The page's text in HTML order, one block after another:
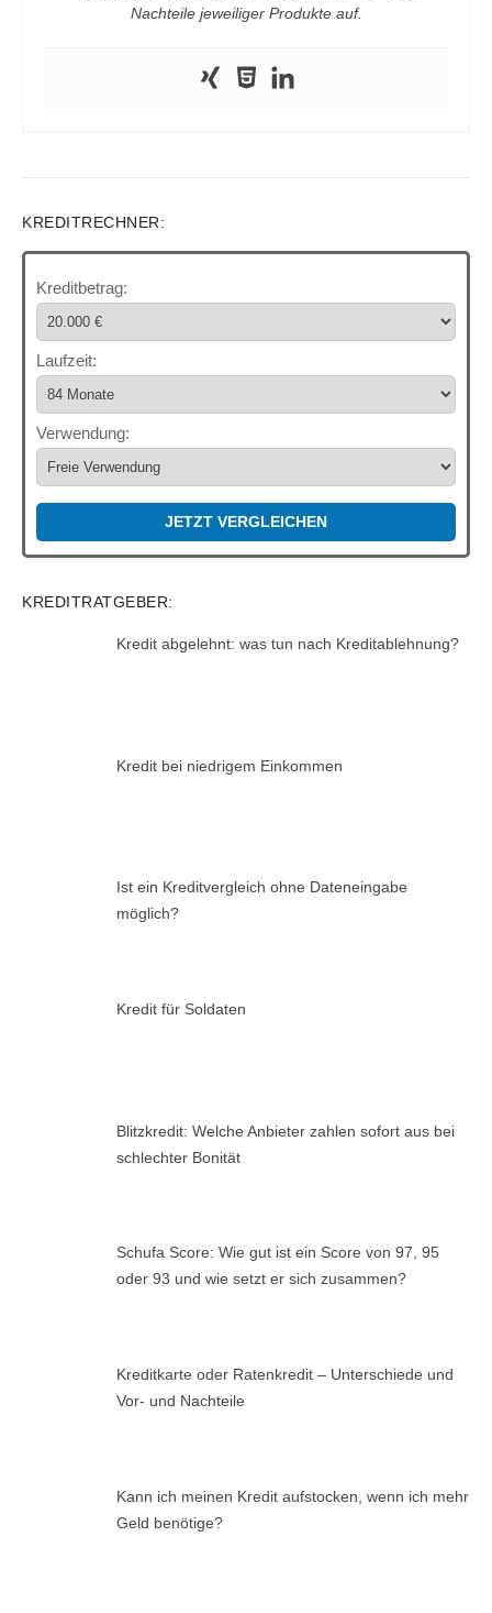
Nachteile jeweiliger Produkte auf.
KREDITRECHNER:
Kreditbetrag:
Laufzeit:
Verwendung:
JETZT VERGLEICHEN
KREDITRATGEBER:
Kredit abgelehnt: was tun nach Kreditablehnung?
Kredit bei niedrigem Einkommen
Ist ein Kreditvergleich ohne Dateneingabe
möglich?
Kredit für Soldaten
Blitzkredit: Welche Anbieter zahlen sofort aus bei
schlechter Bonität
Schufa Score: Wie gut ist ein Score von 97, 95
oder 93 und wie setzt er sich zusammen?
Kreditkarte oder Ratenkredit – Unterschiede und
Vor- und Nachteile
Kann ich meinen Kredit aufstocken, wenn ich mehr
Geld benötige?